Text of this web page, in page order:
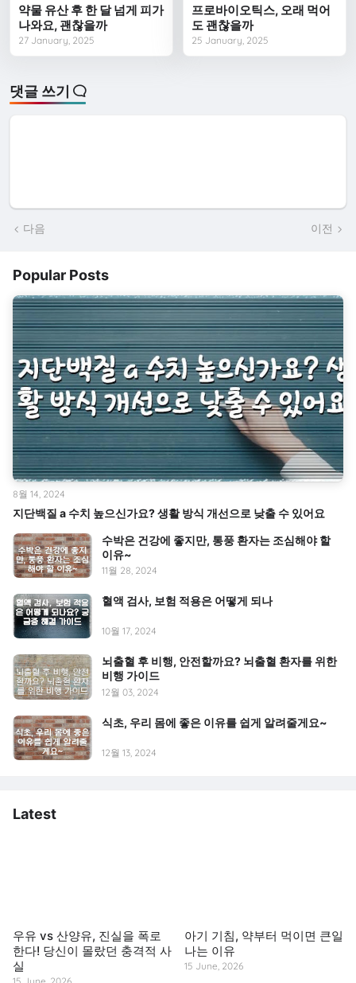
약물 유산 후 한 달 넘게 피가
나와요, 괜찮을까
27 January, 2025
프로바이오틱스, 오래 먹어
도 괜찮을까
25 January, 2025
댓글 쓰기
다음 이전
Popular Posts
지단백질 a 수치 높으신가요? 생활 방식 개선으로 낮출 수 있어요
8월 14, 2024
수박은 건강에 좋지만, 통풍 환자는 조심해야 할
이유~
11월 28, 2024
혈액 검사, 보험 적용은 어떻게 되나
10월 17, 2024
뇌출혈 후 비행, 안전할까요? 뇌출혈 환자를 위한
비행 가이드
12월 03, 2024
식초, 우리 몸에 좋은 이유를 쉽게 알려줄게요~
12월 13, 2024
Latest
우유 vs 산양유, 진실을 폭로
한다! 당신이 몰랐던 충격적 사
실
아기 기침, 약부터 먹이면 큰일
나는 이유
15 June, 2026